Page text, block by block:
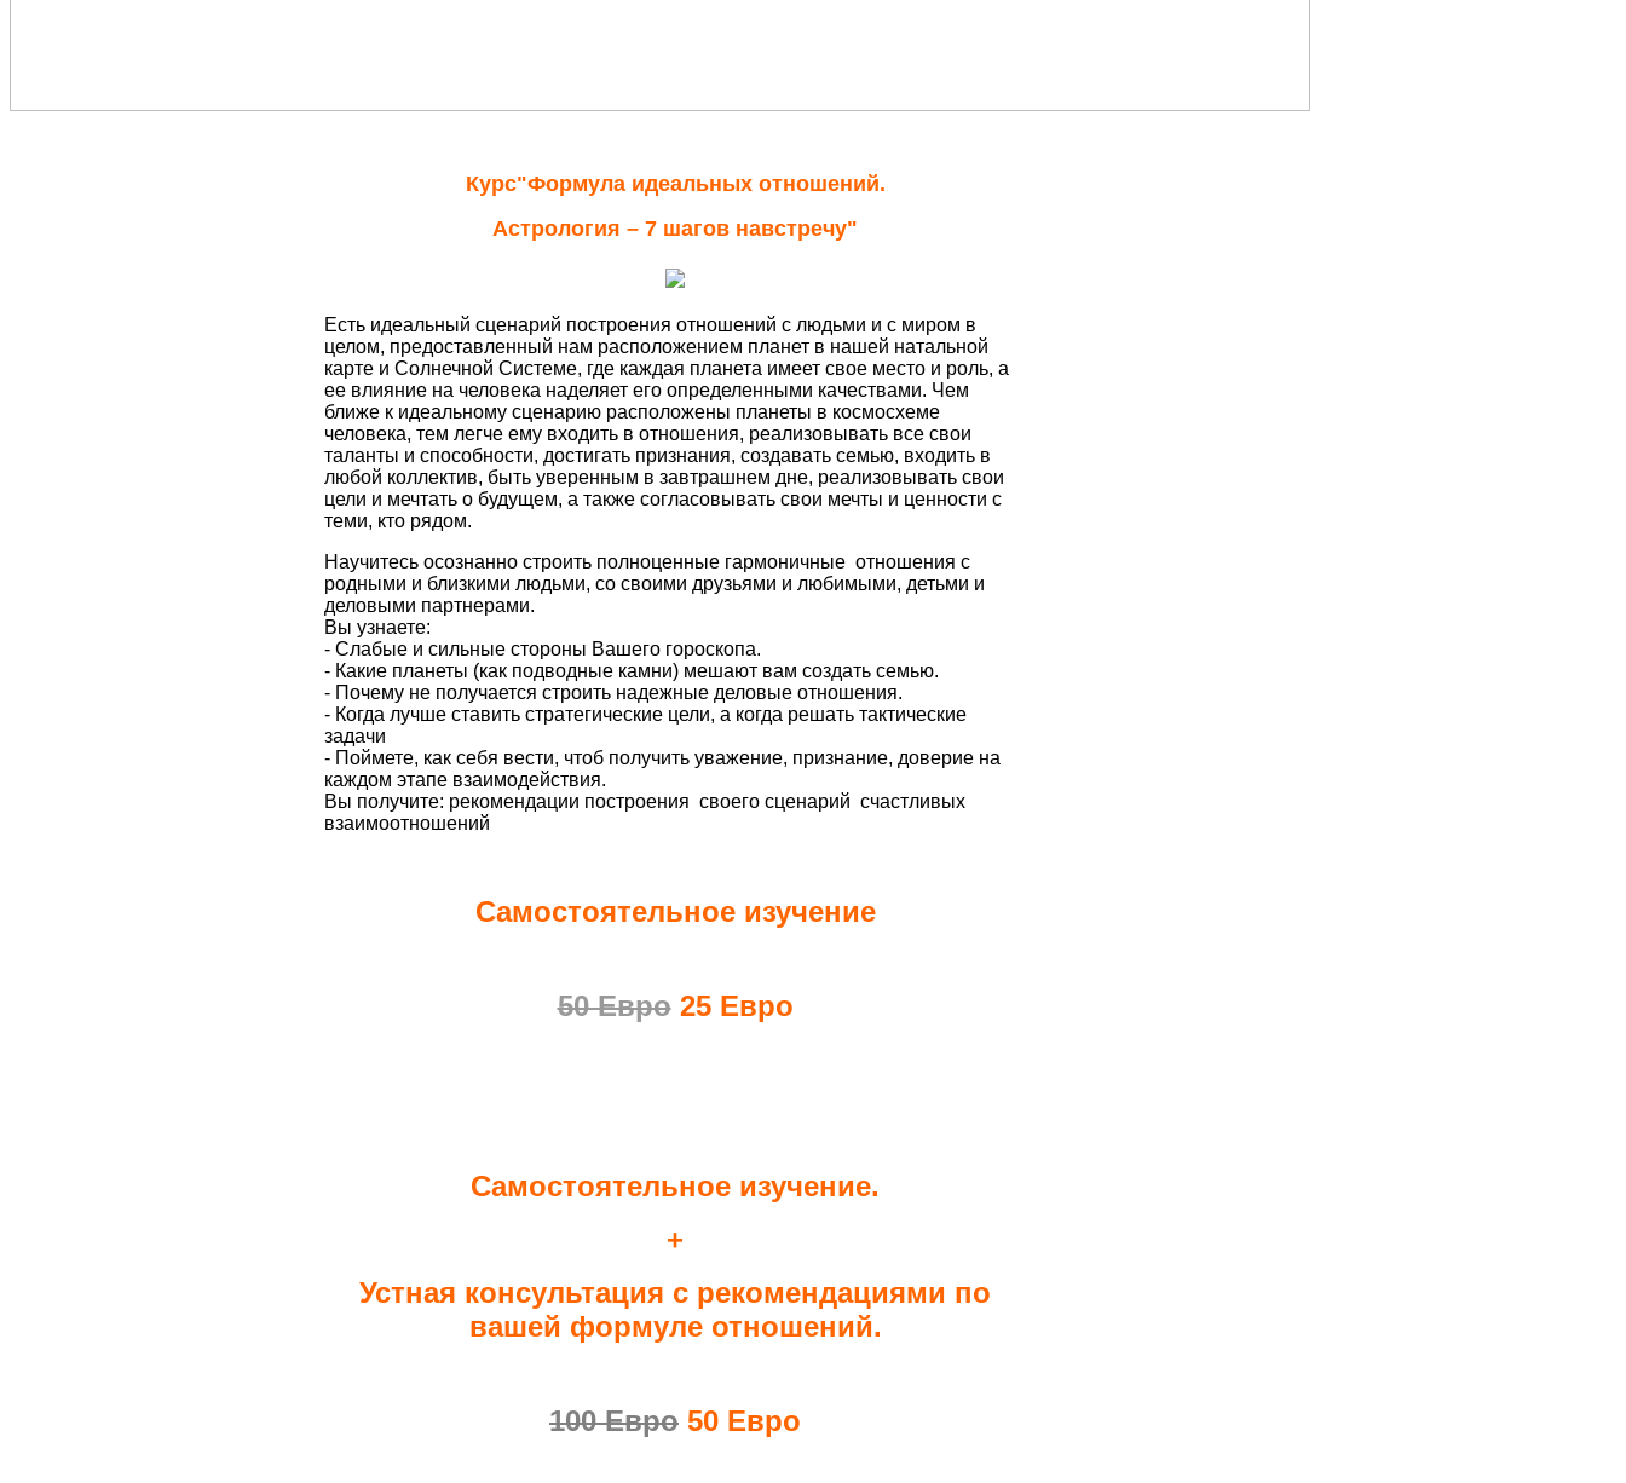
Курс"Формула идеальных отношений.
Астрология – 7 шагов навстречу"
Есть идеальный сценарий построения отношений с людьми и с миром в
целом, предоставленный нам расположением планет в нашей натальной
карте и Солнечной Системе, где каждая планета имеет свое место и роль, а
ее влияние на человека наделяет его определенными качествами. Чем
ближе к идеальному сценарию расположены планеты в космосхеме
человека, тем легче ему входить в отношения, реализовывать все свои
таланты и способности, достигать признания, создавать семью, входить в
любой коллектив, быть уверенным в завтрашнем дне, реализовывать свои
цели и мечтать о будущем, а также согласовывать свои мечты и ценности с
теми, кто рядом.
Научитесь осознанно строить полноценные гармоничные отношения с
родными и близкими людьми, со своими друзьями и любимыми, детьми и
деловыми партнерами.
Вы узнаете:
- Слабые и сильные стороны Вашего гороскопа.
- Какие планеты (как подводные камни) мешают вам создать семью.
- Почему не получается строить надежные деловые отношения.
- Когда лучше ставить стратегические цели, а когда решать тактические
задачи
- Поймете, как себя вести, чтоб получить уважение, признание, доверие на
каждом этапе взаимодействия.
Вы получите: рекомендации построения своего сценарий счастливых
взаимоотношений
Самостоятельное изучение
50 Евро25 Евро
Самостоятельное изучение.
+
Устная консультация с рекомендациями по
вашей формуле отношений.
100 Евро 50 Евро